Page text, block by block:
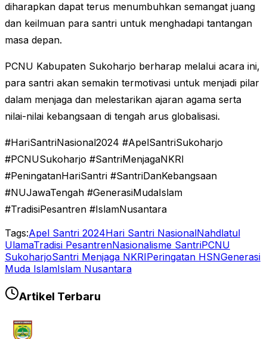
diharapkan dapat terus menumbuhkan semangat juang
dan keilmuan para santri untuk menghadapi tantangan
masa depan.
PCNU Kabupaten Sukoharjo berharap melalui acara ini,
para santri akan semakin termotivasi untuk menjadi pilar
dalam menjaga dan melestarikan ajaran agama serta
nilai-nilai kebangsaan di tengah arus globalisasi.
#HariSantriNasional2024 #ApelSantriSukoharjo
#PCNUSukoharjo #SantriMenjagaNKRI
#PeningatanHariSantri #SantriDanKebangsaan
#NUJawaTengah #GenerasiMudaIslam
#TradisiPesantren #IslamNusantara
Tags:Apel Santri 2024Hari Santri NasionalNahdlatul
UlamaTradisi PesantrenNasionalisme SantriPCNU
SukoharjoSantri Menjaga NKRIPeringatan HSNGenerasi
Muda IslamIslam Nusantara
Artikel Terbaru